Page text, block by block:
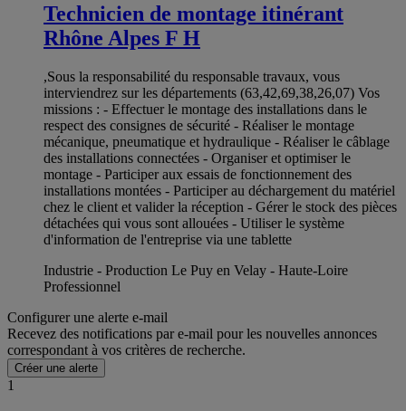
Technicien de montage itinérant
Rhône Alpes F H
,Sous la responsabilité du responsable travaux, vous
interviendrez sur les départements (63,42,69,38,26,07) Vos
missions : - Effectuer le montage des installations dans le
respect des consignes de sécurité - Réaliser le montage
mécanique, pneumatique et hydraulique - Réaliser le câblage
des installations connectées - Organiser et optimiser le
montage - Participer aux essais de fonctionnement des
installations montées - Participer au déchargement du matériel
chez le client et valider la réception - Gérer le stock des pièces
détachées qui vous sont allouées - Utiliser le système
d'information de l'entreprise via une tablette
Industrie - Production Le Puy en Velay - Haute-Loire
Professionnel
Configurer une alerte e-mail
Recevez des notifications par e-mail pour les nouvelles annonces
correspondant à vos critères de recherche.
Créer une alerte
1